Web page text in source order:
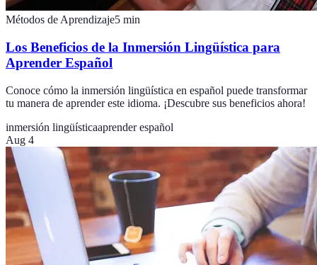
Métodos de Aprendizaje5 min
Los Beneficios de la Inmersión Lingüística para
Aprender Español
Conoce cómo la inmersión lingüística en español puede transformar
tu manera de aprender este idioma. ¡Descubre sus beneficios ahora!
inmersión lingüísticaaprender español
Aug 4